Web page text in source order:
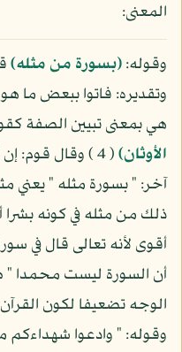
المعنى:
وقوله:(بسورة من مثله)
وتقديره: فاتوا ببعض ما
هي بمعنى تبيين الصفة
الأوثان)
( 4 ) وقال قوم:
آخر: " بسورة مثله " يعني
ذلك من مثله في كونه بشرا
أقوى لأنه تعالى قال في
أن السورة ليست محمدا "
الوجه تضعيفا لكون
وقوله: " وادعوا شهداءكم